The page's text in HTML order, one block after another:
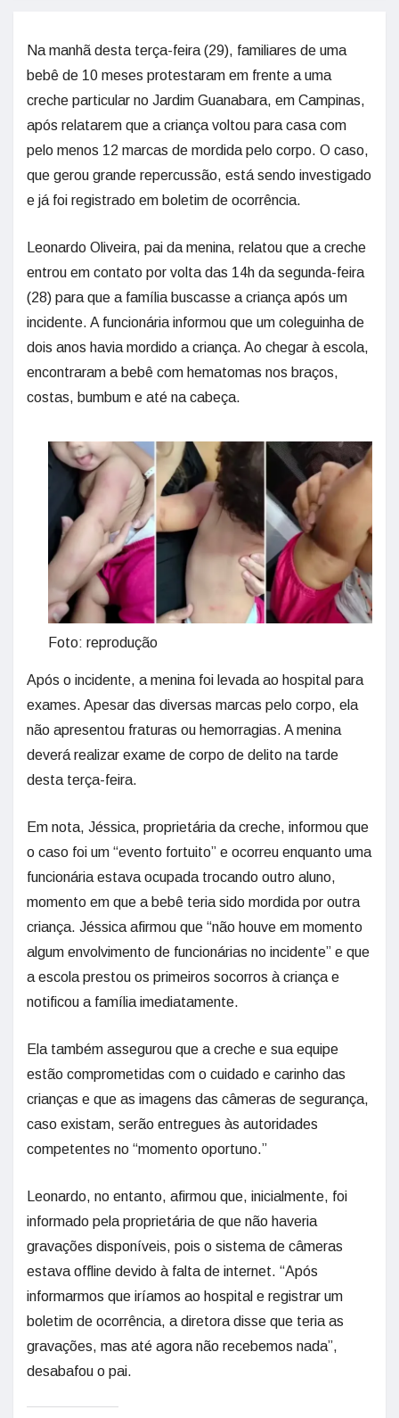
Na manhã desta terça-feira (29), familiares de uma
bebê de 10 meses protestaram em frente a uma
creche particular no Jardim Guanabara, em Campinas,
após relatarem que a criança voltou para casa com
pelo menos 12 marcas de mordida pelo corpo. O caso,
que gerou grande repercussão, está sendo investigado
e já foi registrado em boletim de ocorrência.
Leonardo Oliveira, pai da menina, relatou que a creche
entrou em contato por volta das 14h da segunda-feira
(28) para que a família buscasse a criança após um
incidente. A funcionária informou que um coleguinha de
dois anos havia mordido a criança. Ao chegar à escola,
encontraram a bebê com hematomas nos braços,
costas, bumbum e até na cabeça.
Foto: reprodução
Após o incidente, a menina foi levada ao hospital para
exames. Apesar das diversas marcas pelo corpo, ela
não apresentou fraturas ou hemorragias. A menina
deverá realizar exame de corpo de delito na tarde
desta terça-feira.
Em nota, Jéssica, proprietária da creche, informou que
o caso foi um “evento fortuito” e ocorreu enquanto uma
funcionária estava ocupada trocando outro aluno,
momento em que a bebê teria sido mordida por outra
criança. Jéssica afirmou que “não houve em momento
algum envolvimento de funcionárias no incidente” e que
a escola prestou os primeiros socorros à criança e
notificou a família imediatamente.
Ela também assegurou que a creche e sua equipe
estão comprometidas com o cuidado e carinho das
crianças e que as imagens das câmeras de segurança,
caso existam, serão entregues às autoridades
competentes no “momento oportuno.”
Leonardo, no entanto, afirmou que, inicialmente, foi
informado pela proprietária de que não haveria
gravações disponíveis, pois o sistema de câmeras
estava offline devido à falta de internet. “Após
informarmos que iríamos ao hospital e registrar um
boletim de ocorrência, a diretora disse que teria as
gravações, mas até agora não recebemos nada”,
desabafou o pai.